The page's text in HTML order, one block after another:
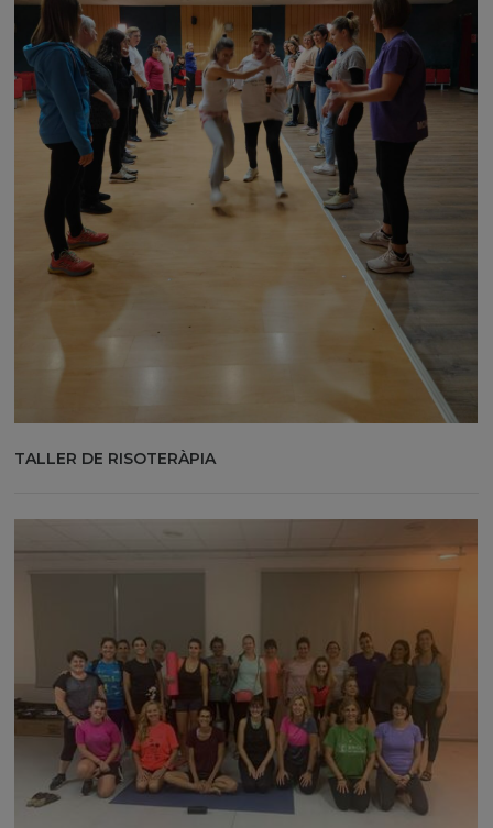
TALLER DE RISOTERÀPIA